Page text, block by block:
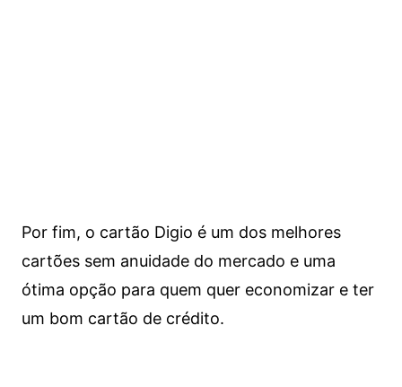
Por fim, o cartão Digio é um dos melhores
cartões sem anuidade do mercado e uma
ótima opção para quem quer economizar e ter
um bom cartão de crédito.